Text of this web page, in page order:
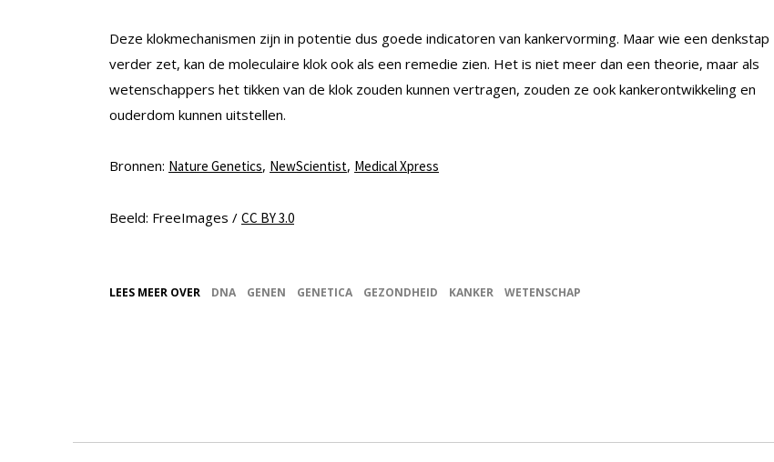
Deze klokmechanismen zijn in potentie dus goede indicatoren van kankervorming. Maar wie een denkstap
verder zet, kan de moleculaire klok ook als een remedie zien. Het is niet meer dan een theorie, maar als
wetenschappers het tikken van de klok zouden kunnen vertragen, zouden ze ook kankerontwikkeling en
ouderdom kunnen uitstellen.
Bronnen: Nature Genetics, NewScientist, Medical Xpress
Beeld: FreeImages / CC BY 3.0
LEES MEER OVER DNA GENEN GENETICA GEZONDHEID KANKER WETENSCHAP